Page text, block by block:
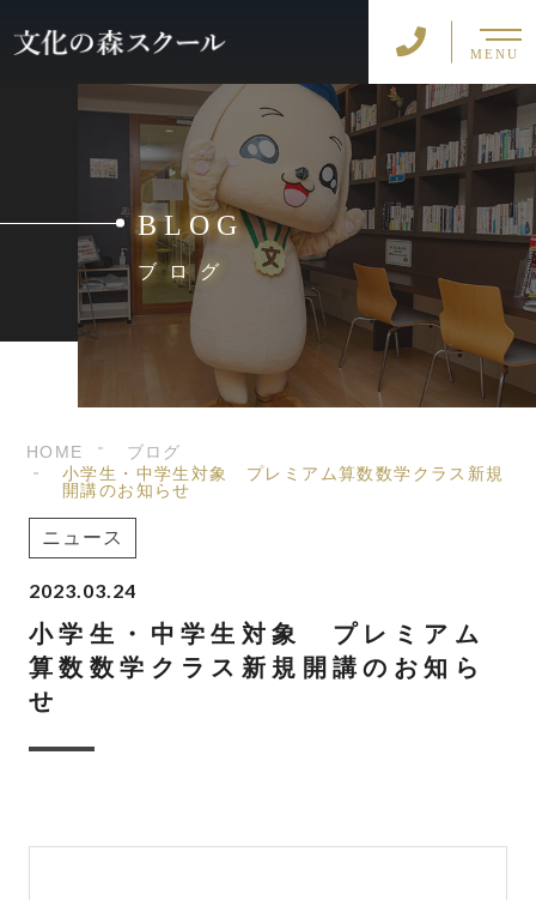
MENU
BLOG
ブログ
HOME
ブログ
小学生・中学生対象 プレミアム算数数学クラス新規
開講のお知らせ
ニュース
2023.03.24
小学生・中学生対象 プレミアム
算数数学クラス新規開講のお知ら
せ